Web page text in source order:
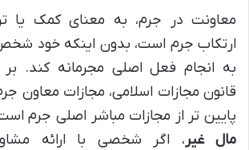
معاونت در جرم، به معنای کمک یا
ارتکاب جرم است، بدون اینکه خود
قانون مجازات اسلامی، مجازات معاون
پایین تر از مجازات مباشر اصلی جرم
مال غیر، اگر شخصی با ارائه